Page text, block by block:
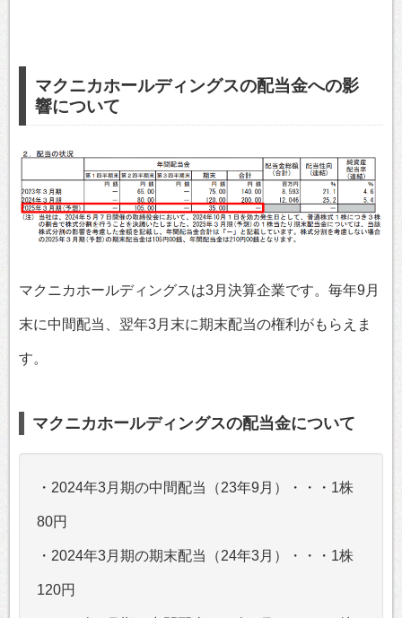
マクニカホールディングスの配当金への影
響について
マクニカホールディングスは3月決算企業です。毎年9月
末に中間配当、翌年3月末に期末配当の権利がもらえま
す。
マクニカホールディングスの配当金について
・2024年3月期の中間配当（23年9月）・・・1株
80円
・2024年3月期の期末配当（24年3月）・・・1株
120円